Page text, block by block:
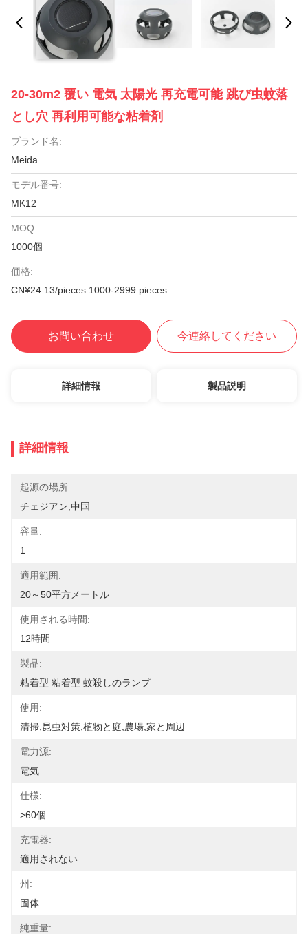
20-30m2 覆い 電気 太陽光 再充電可能 跳び虫蚊落
とし穴 再利用可能な粘着剤
ブランド名:
Meida
モデル番号:
MK12
MOQ:
1000個
価格:
CN¥24.13/pieces 1000-2999 pieces
お問い合わせ 今連絡してください
詳細情報 製品説明
詳細情報
起源の場所:
チェジアン,中国
容量:
1
適用範囲:
20～50平方メートル
使用される時間:
12時間
製品:
粘着型 粘着型 蚊殺しのランプ
使用:
清掃,昆虫対策,植物と庭,農場,家と周辺
電力源:
電気
仕様:
>60個
充電器:
適用されない
州:
固体
純重量: